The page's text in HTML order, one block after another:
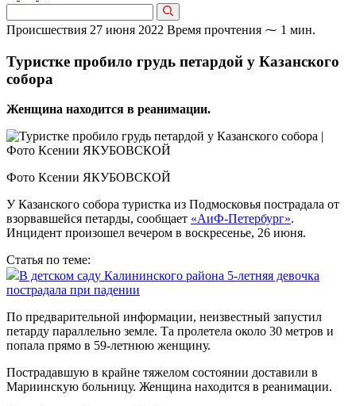
Происшествия 27 июня 2022 Время прочтения ⁓ 1 мин.
Туристке пробило грудь петардой у Казанского
собора
Женщина находится в реанимации.
Фото Ксении ЯКУБОВСКОЙ
У Казанского собора туристка из Подмосковья пострадала от
взорвавшейся петарды, сообщает «АиФ-Петербург».
Инцидент произошел вечером в воскресенье, 26 июня.
Статья по теме:
В детском саду Калининского района 5-летняя девочка
пострадала при падении
По предварительной информации, неизвестный запустил
петарду параллельно земле. Та пролетела около 30 метров и
попала прямо в 59-летнюю женщину.
Пострадавшую в крайне тяжелом состоянии доставили в
Мариинскую больницу. Женщина находится в реанимации.